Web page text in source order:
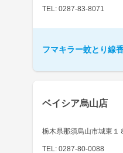
TEL: 0287-83-8071
フマキラー蚊とり線
ベイシア烏山店
栃木県那須烏山市城東１
TEL: 0287-80-0088